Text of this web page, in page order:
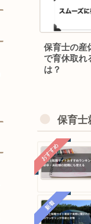
保育士の産
で育休取れ
は？
保育士
おすすめ
新着